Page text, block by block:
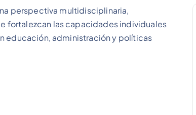
perspectiva multidisciplinaria,
fortalezcan las capacidades individuales
educación, administración y políticas